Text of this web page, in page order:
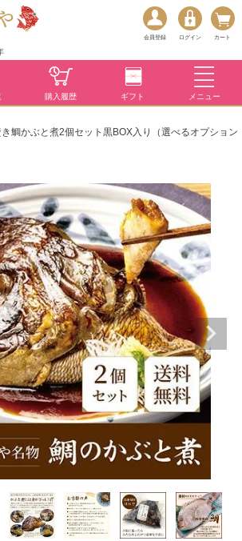
会員登録 ログイン カート
購入履歴 ギフト メニュー
鯛かぶと煮2個セット黒BOX入り（選べるオプション